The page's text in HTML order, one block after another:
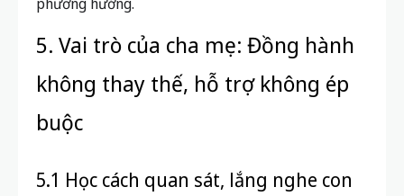
5. Vai trò của cha mẹ: Đồng hành
không thay thế, hỗ trợ không ép
buộc
5.1 Học cách quan sát, lắng nghe con